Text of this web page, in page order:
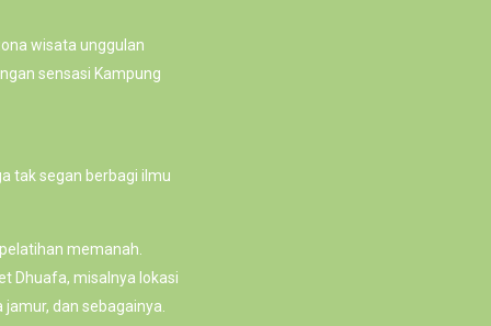
wisata unggulan
sensasi Kampung
tak segan berbagi ilmu
memanah.
Dhuafa, misalnya lokasi
dan sebagainya.